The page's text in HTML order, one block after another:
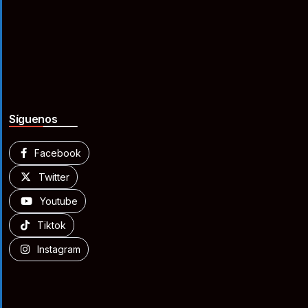
Síguenos
Facebook
Twitter
Youtube
Tiktok
Instagram